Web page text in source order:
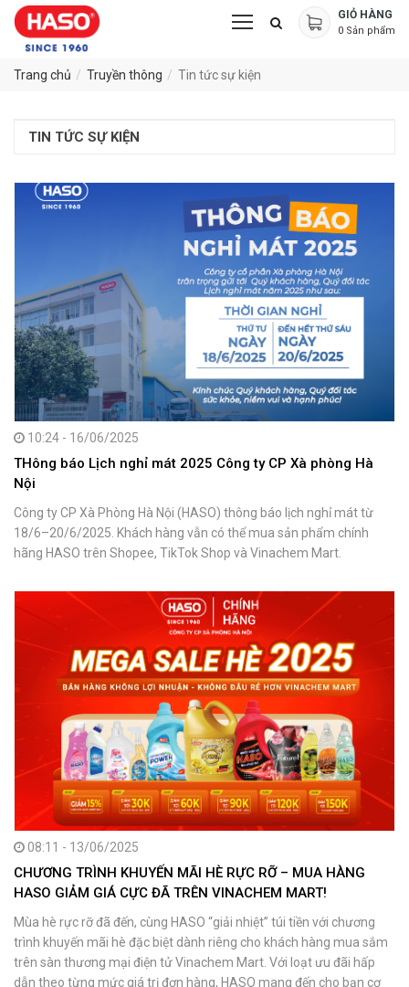
GIỎ HÀNG
0 Sản phẩm
Trang chủ Truyền thông Tin tức sự kiện
TIN TỨC SỰ KIỆN
10:24 - 16/06/2025
THông báo Lịch nghỉ mát 2025 Công ty CP Xà phòng Hà
Nội
Công ty CP Xà Phòng Hà Nội (HASO) thông báo lịch nghỉ mát từ
18/6–20/6/2025. Khách hàng vẫn có thể mua sản phẩm chính
hãng HASO trên Shopee, TikTok Shop và Vinachem Mart.
08:11 - 13/06/2025
CHƯƠNG TRÌNH KHUYẾN MÃI HÈ RỰC RỠ – MUA HÀNG
HASO GIẢM GIÁ CỰC ĐÃ TRÊN VINACHEM MART!
Mùa hè rực rỡ đã đến, cùng HASO “giải nhiệt” túi tiền với chương
trình khuyến mãi hè đặc biệt dành riêng cho khách hàng mua sắm
trên sàn thương mại điện tử Vinachem Mart. Với loạt ưu đãi hấp
dẫn theo từng mức giá trị đơn hàng, HASO mang đến cho bạn cơ